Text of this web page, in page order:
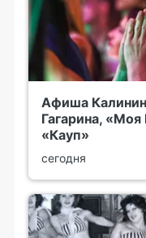
Афиша
Гагарина,
«Кауп»
сегодня